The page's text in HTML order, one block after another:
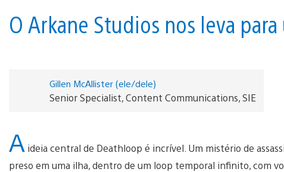
O Arkane Studios nos leva
Gillen McAllister (ele/dele)
Senior Specialist, Content Communications, SIE
A ideia central de Deathloop é incrível. Um mistério de
preso em uma ilha, dentro de um loop temporal infinito, com